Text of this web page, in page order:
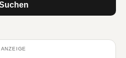
ANZEIGE